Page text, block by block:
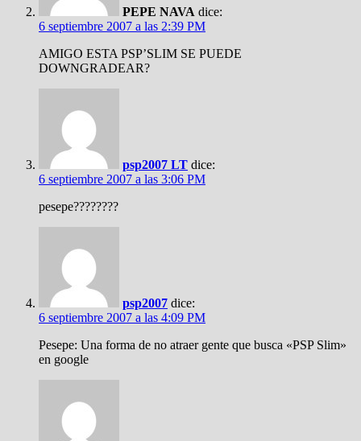
PEPE NAVA dice:
6 septiembre 2007 a las 2:39 PM
AMIGO ESTA PSP’SLIM SE PUEDE
DOWNGRADEAR?
psp2007 LT dice:
6 septiembre 2007 a las 3:06 PM
pesepe????????
psp2007 dice:
6 septiembre 2007 a las 4:09 PM
Pesepe: Una forma de no atraer gente que busca «PSP Slim»
en google